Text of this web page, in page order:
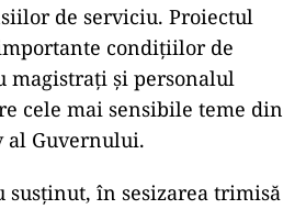
de serviciu. Proiectul
condiţiilor de
magistraţi şi personalul
cele mai sensibile teme din
al Guvernului.
susţinut, în sesizarea trimisă